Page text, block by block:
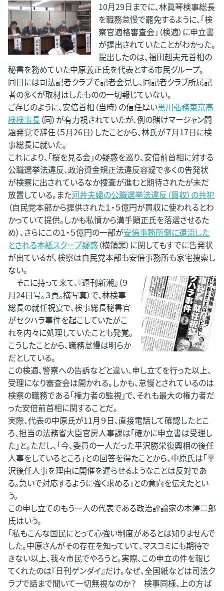
10月29日までに、林眞琴検事総長
を職務怠慢で罷免するように、「検
察官適格審査会」（検適）に申立書
が提出されていたことがわかった。
提出したのは、福田赳夫元首相の
秘書を務めていた中原義正氏を代表とする市民グループ。
同日には司法記者クラブで記者会見し、同記者クラブ所属記
者の多くが取材はしたものの一切報じていない。
ご存じのように、安倍首相（当時）の信任厚い黒川弘務東京高
検検事長（同）が有力視されていたが、例の賭けマージャン問
題発覚で辞任（５月26日）したことから、林氏が７月17日に検
事総長に就いた。
これにより、「桜を見る会」の疑惑を巡り、安倍前首相に対する
公職選挙法違反、政治資金規正法違反容疑で多くの告発状
が検察に出されているなか捜査が進むと期待されたが未だ
放置している。また河井夫婦の公職選挙法違反（買収）の共犯
（自民党本部から提供された１・５億円が買収に使われるとわ
かっていて提供。しかも私憤から溝手顕正氏を落選させるた
め）、さらにこの１・５億円の一部が安倍事務所側に還流した
とされる本紙スクープ疑惑（横領罪）に関してもすでに告発状
が出ているが、検察は自民党本部も安倍事務所も家宅捜索し
ない。
そこに持って来て、『週刊新潮』（９
月24日号。３頁。横写真）で、林検事
総長の就任祝宴で、検事総長秘書官
がセクハラ事件を起こしていたがこ
れを内々に処理していたことも発覚。
こうしたことから、職務怠慢は明らか
だとしている。
この検適、警察への告訴などと違い、申し立てを行った以上、
受理になり審査会は開かれる。しかも、怠慢とされているのは
検察の職務である「権力者の監視」で、それも最大の権力者だ
った安倍前首相に関することだ。
実際、代表の中原氏が11月９日、直接電話して確認したとこ
ろ、担当の法務省大臣官房人事課は「確かに申立書は受理し
た」と。ただし、「今、委員の一人だった平沢勝栄復興相の後任
人事をしているところ」との回答を得たことから、中原氏は「平
沢後任人事を理由に開催を遅らせるようなことは反対であ
る。急いで対応するように強く求める」との意向を伝えたとい
う。
この申し立てのもう一人の代表である政治評論家の本澤二郎
氏はいう。
「私もこんな国民にとって心強い制度があるとは知りませんで
した。中原さんがその存在を知っていて、マスコミにも期待で
きない以上、我々市民でやろうと。実際、この申立の件を報じ
てくれたのは『日刊ゲンダイ』だけ。なぜ、全国紙などは司法ク
ラブで話まで聞いて一切無視なのか？ 検事同様、上の方ば